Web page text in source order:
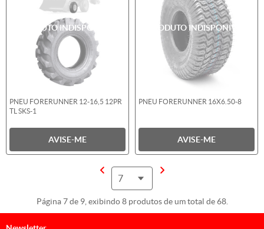
PNEU FORERUNNER 12-16,5 12PR
TL SKS-1
AVISE-ME
PNEU FORERUNNER 16X6.50-8
AVISE-ME
Página 7 de 9, exibindo 8 produtos de um total de 68.